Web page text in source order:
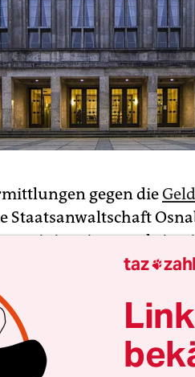
gegen die
Staatsanwaltschaft
und
lassen. Dabei wurden
am 26. September
am
Zentralen
taz 